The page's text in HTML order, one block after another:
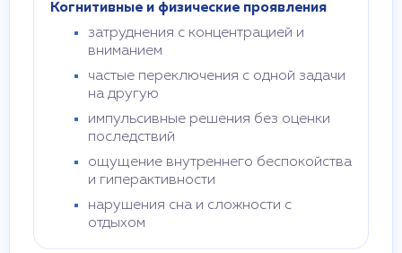
Когнитивные и физические проявления
затруднения с концентрацией и
вниманием
частые переключения с одной задачи
на другую
импульсивные решения без оценки
последствий
ощущение внутреннего беспокойства
и гиперактивности
нарушения сна и сложности с
отдыхом